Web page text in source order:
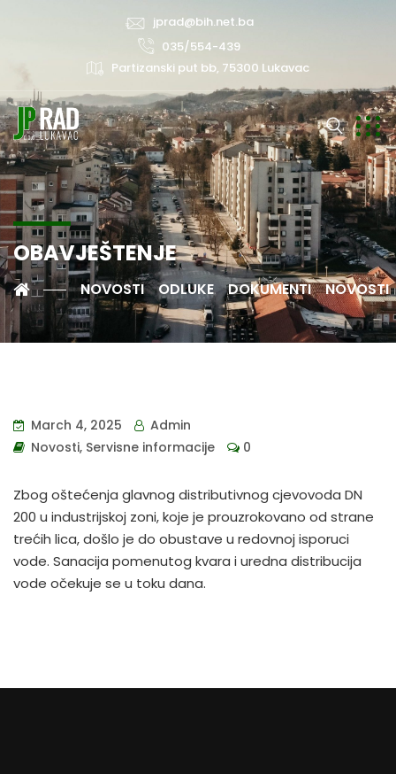
jprad@bih.net.ba
035/554-439
Partizanski put bb, 75300 Lukavac
OBAVJEŠTENJE
NOVOSTI ODLUKE DOKUMENTI NOVOSTI
March 4, 2025
Admin
Novosti, Servisne informacije 0
Zbog oštećenja glavnog distributivnog cjevovoda DN
200 u industrijskoj zoni, koje je prouzrokovano od strane
trećih lica, došlo je do obustave u redovnoj isporuci
vode. Sanacija pomenutog kvara i uredna distribucija
vode očekuje se u toku dana.